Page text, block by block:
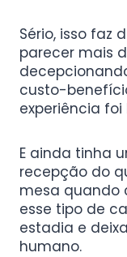
Sério, isso faz
parecer mais
custo-
experiência
E ainda tinha
recepção do
mesa quando
esse tipo de
estadia e
humano.